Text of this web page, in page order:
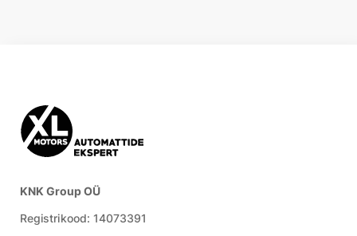
KNK Group OÜ
Registrikood: 14073391